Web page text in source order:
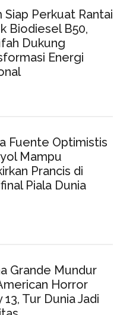
Siap Perkuat Rantai
Biodiesel B50,
Dukung
Energi
Fuente Optimistis
Mampu
Prancis di
Piala Dunia
Grande Mundur
Horror
13, Tur Dunia Jadi